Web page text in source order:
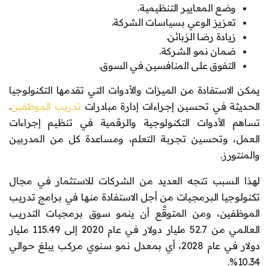
وضع المعايير التنظيمية.
تعزيز الوعي بسياسات الشركة.
زيادة رضا الزبائن.
ضمان نمو الشركة.
التفوق على المنافسين في السوق.
يمكن الاستفادة من الميزات والأدوات التي تقدمها التكنولوجيا
الحديثة في تحسين إجراءات إدارة مبادرات تدريب الموظفين.
تساهم الأدوات التكنولوجية والرقمية في تنظيم إجراءات
العمل، وتحسين تجربة التعلم، ومساعدة كل من المدربين
والمنتورز.
لهذا السبب تتجه العديد من الشركات للاستثمار في مجال
تكنولوجيا البرمجيات من أجل الاستفادة منها في برامج تدريب
الموظفين، ومن المتوقَّع أن ينمو سوق برمجيات التدريب
العالمي من 52.7 مليار دولار في عام 2020 إلى 115.49 مليار
دولار في عام 2028، أي بمعدل نمو سنوي مركب يبلغ حوالي
10.34%.